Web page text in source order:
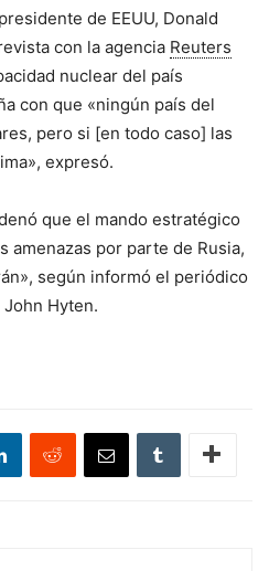
de EEUU, Donald
con la agencia Reuters
nuclear del país
con que «ningún país del
pero si [en todo caso] las
expresó.
que el mando estratégico
amenazas por parte de Rusia,
según informó el periódico
Hyten.